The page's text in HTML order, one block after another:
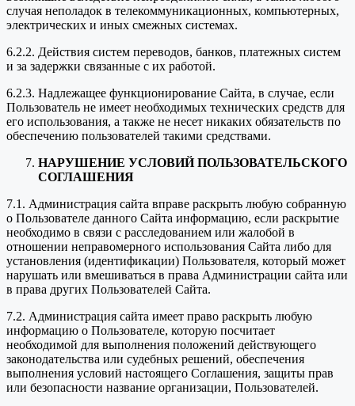
случая неполадок в телекоммуникационных, компьютерных,
электрических и иных смежных системах.
6.2.2. Действия систем переводов, банков, платежных систем
и за задержки связанные с их работой.
6.2.3. Надлежащее функционирование Сайта, в случае, если
Пользователь не имеет необходимых технических средств для
его использования, а также не несет никаких обязательств по
обеспечению пользователей такими средствами.
НАРУШЕНИЕ УСЛОВИЙ ПОЛЬЗОВАТЕЛЬСКОГО
СОГЛАШЕНИЯ
7.1. Администрация сайта вправе раскрыть любую собранную
о Пользователе данного Сайта информацию, если раскрытие
необходимо в связи с расследованием или жалобой в
отношении неправомерного использования Сайта либо для
установления (идентификации) Пользователя, который может
нарушать или вмешиваться в права Администрации сайта или
в права других Пользователей Сайта.
7.2. Администрация сайта имеет право раскрыть любую
информацию о Пользователе, которую посчитает
необходимой для выполнения положений действующего
законодательства или судебных решений, обеспечения
выполнения условий настоящего Соглашения, защиты прав
или безопасности название организации, Пользователей.